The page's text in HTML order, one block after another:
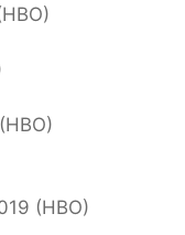
(HBO)